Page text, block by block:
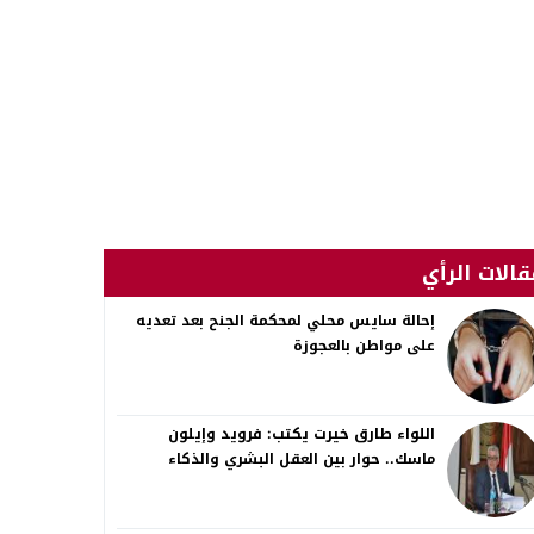
الرأي
إحالة سايس محلي لمحكمة الجنح بعد تعديه
على مواطن بالعجوزة
اللواء طارق خيرت يكتب: فرويد وإيلون
ماسك.. حوار بين العقل البشري والذكاء